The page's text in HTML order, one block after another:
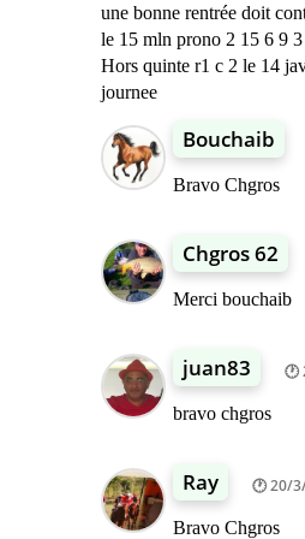
une bonne rentrée doit
le 15 mln prono 2 15 6 9
Hors quinte r1 c 2 le 14
journee
Bouchaib
Bravo Chgros
Chgros 62
Merci bouchaib
juan83
bravo chgros
Ray 20/
Bravo Chgros